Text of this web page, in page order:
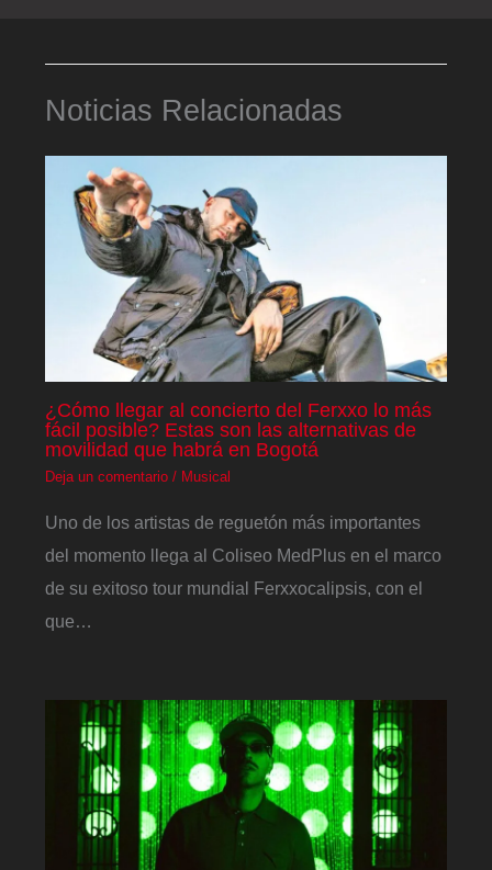
Noticias Relacionadas
¿Cómo llegar al concierto del Ferxxo lo más
fácil posible? Estas son las alternativas de
movilidad que habrá en Bogotá
Deja un comentario / Musical
Uno de los artistas de reguetón más importantes
del momento llega al Coliseo MedPlus en el marco
de su exitoso tour mundial Ferxxocalipsis, con el
que…